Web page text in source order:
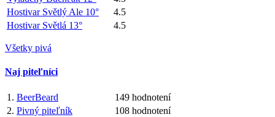
Hostivar Světlý Ale 10°
4.5
Hostivar Světlá 13°
4.5
Všetky pivá
Naj piteľníci
1. BeerBeard
149 hodnotení
2. Pivný piteľník
108 hodnotení